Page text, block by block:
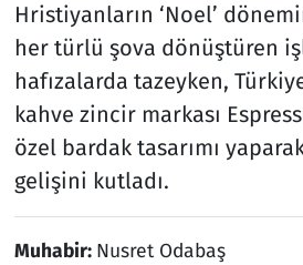
Hristiyanların ‘Noel’
her türlü şova dönüştüren
hafızalarda tazeyken,
kahve zincir markası
özel bardak tasarımı
gelişini kutladı.
Muhabir: Nusret Odabaş